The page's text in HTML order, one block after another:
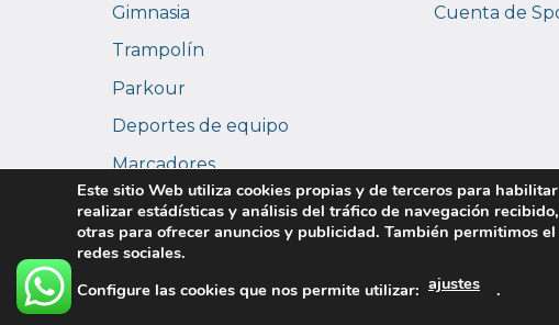
Gimnasia
Trampolín
Parkour
Deportes de equipo
Marcadores
Videopantallas
Cuenta de
Política de privacidad
Este sitio Web utiliza cookies propias y de terceros para
realizar estádísticas y análisis del tráfico de navegación
otras para ofrecer anuncios y publicidad. También permitimos
redes sociales.
Configure las cookies que nos permite utilizar: ajustes .